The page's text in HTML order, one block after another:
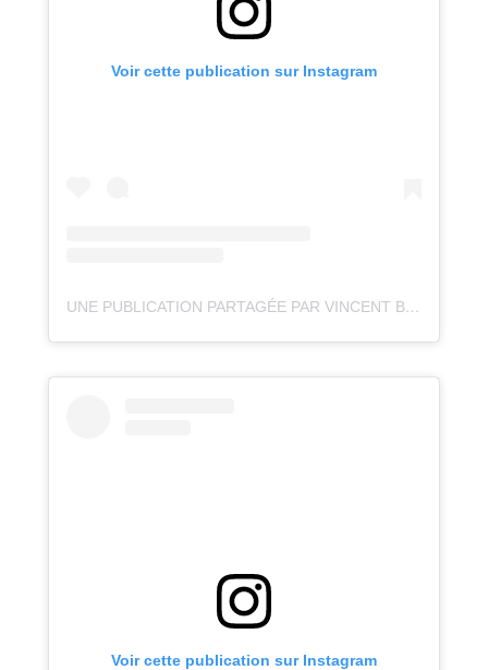
Voir cette publication sur Instagram
UNE PUBLICATION PARTAGÉE PAR VINCENT BEUDEZ 📷 (@VINCENTVOYAGE)
Voir cette publication sur Instagram